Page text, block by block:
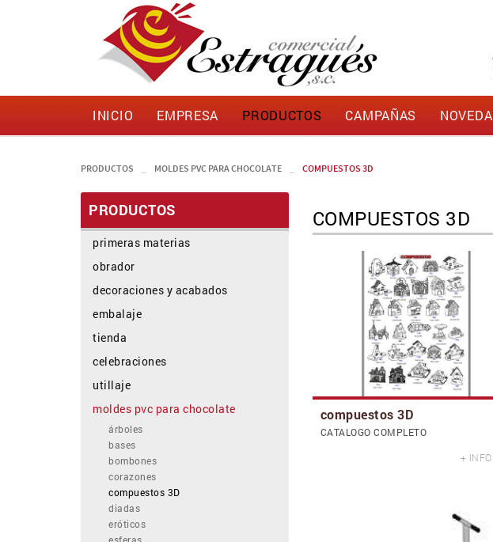
INICIO EMPRESA PRODUCTOS CAMPAÑAS
PRODUCTOS MOLDES PVC PARA CHOCOLATE COMPUESTOS 3D
PRODUCTOS
primeras materias
obrador
decoraciones y acabados
embalaje
tienda
celebraciones
utillaje
moldes pvc para chocolate
árboles
bases
bombones
corazones
compuestos 3D
diadas
eróticos
COMPUESTOS 3D
compuestos 3D
CATALOGO COMPLETO
+ INFO